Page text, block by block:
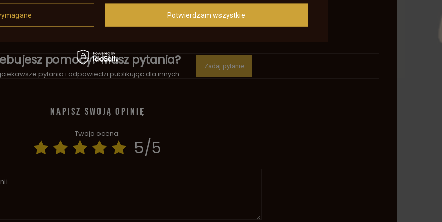
zapłon
pomocy? Masz pytania?
pytania i odpowiedzi publikując dla innych.
Zadaj pytanie
NAPISZ SWOJĄ OPINIĘ
Twoja ocena:
5/5
Potwierdzam wszystkie